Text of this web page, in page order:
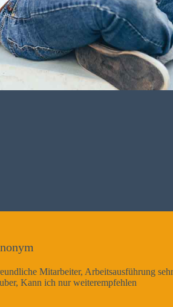
sehr gut und sehr